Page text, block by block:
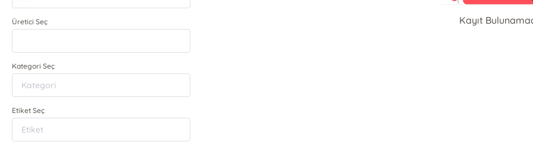
Üretici Seç
Kategori Seç
Etiket Seç
Kayıt